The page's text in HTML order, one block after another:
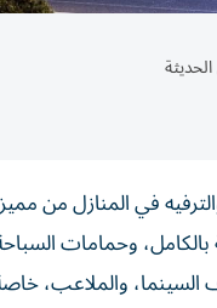
في المنازل من
وحمامات
السينما، والملاعب،